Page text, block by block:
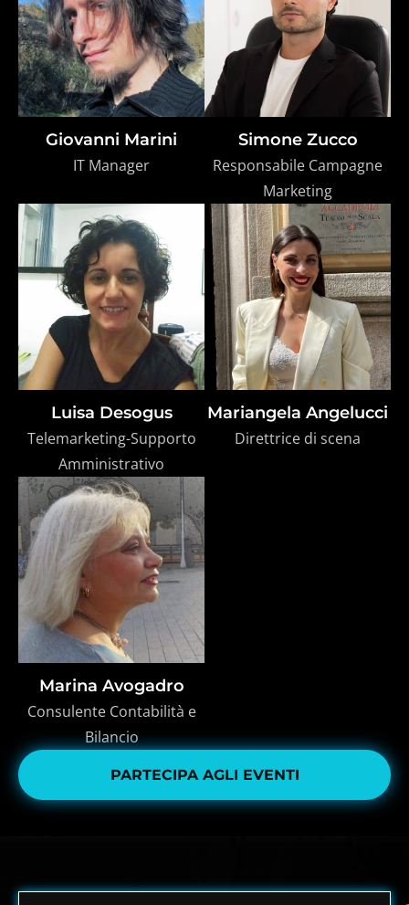
Giovanni Marini
IT Manager
Simone Zucco
Responsabile Campagne
Marketing
Luisa Desogus
Telemarketing-Supporto
Amministrativo
Mariangela Angelucci
Direttrice di scena
Marina Avogadro
Consulente Contabilità e
Bilancio
PARTECIPA AGLI EVENTI